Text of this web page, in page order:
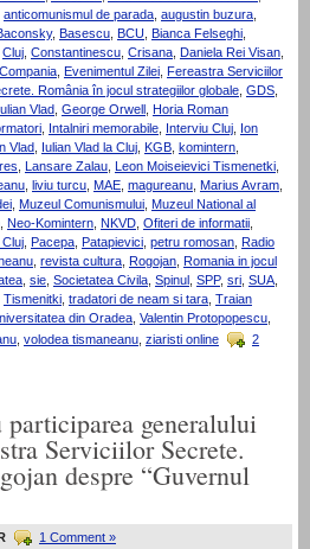
anticomunismul de parada, augustin buzura,
, Basescu, BCU, Bianca Felseghi,
Cluj, Constantinescu, Crisana, Daniela Rei Visan,
, Evenimentul Zilei, Fereastra Serviciilor
România în jocul strategiilor globale, GDS,
Vlad, George Orwell , Horia Roman
, Intalniri memorabile, Interviu Cluj, Ion
Vlad, Iulian Vlad la Cluj, KGB, komintern,
, Lansare Zalau, Leon Moiseievici Tismenetki,
, liviu turcu, MAE, magureanu, Marius Avram,
, Muzeul Comunismului, Muzeul National al
, Neo-Komintern, NKVD, Ofiteri de informatii,
, Pacepa, Patapievici, petru romosan, Radio
, revista cultura, Rogojan, Romania in jocul
, sie, Societatea Civila, Spinul , SPP, sri, SUA,
Tismenitki, tradatori de neam si tara, Traian
din Oradea, Valentin Protopopescu,
volodea tismaneanu ziaristi online
2
generalului
Serviciilor Secrete.
despre “Guvernul
1 Comment »